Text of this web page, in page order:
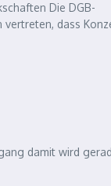
Die DGB-
vertreten, dass
damit wird